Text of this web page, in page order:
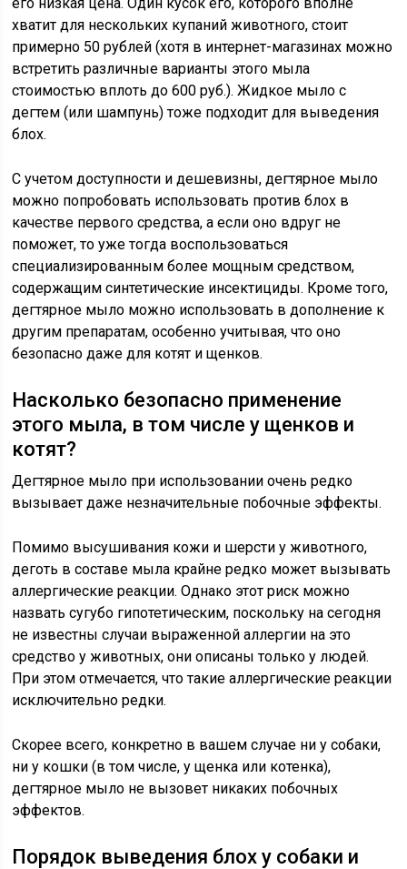
хватит для нескольких купаний животного, стоит
примерно 50 рублей (хотя в интернет-магазинах можно
встретить различные варианты этого мыла
стоимостью вплоть до 600 руб.). Жидкое мыло с
дегтем (или шампунь) тоже подходит для выведения
блох.
С учетом доступности и дешевизны, дегтярное мыло
можно попробовать использовать против блох в
качестве первого средства, а если оно вдруг не
поможет, то уже тогда воспользоваться
специализированным более мощным средством,
содержащим синтетические инсектициды. Кроме того,
дегтярное мыло можно использовать в дополнение к
другим препаратам, особенно учитывая, что оно
безопасно даже для котят и щенков.
Насколько безопасно применение
этого мыла, в том числе у щенков и
котят?
Дегтярное мыло при использовании очень редко
вызывает даже незначительные побочные эффекты.
Помимо высушивания кожи и шерсти у животного,
деготь в составе мыла крайне редко может вызывать
аллергические реакции. Однако этот риск можно
назвать сугубо гипотетическим, поскольку на сегодня
не известны случаи выраженной аллергии на это
средство у животных, они описаны только у людей.
При этом отмечается, что такие аллергические реакции
исключительно редки.
Скорее всего, конкретно в вашем случае ни у собаки,
ни у кошки (в том числе, у щенка или котенка),
дегтярное мыло не вызовет никаких побочных
эффектов.
Порядок выведения блох у собаки и